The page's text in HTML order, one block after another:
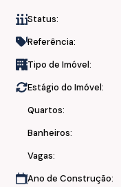
• Laje protendida
• Piso vinílico ou
• Parede dupla
• Nichos nos banheiros
• Sistema de
• Infra para Splits em
• Fechadura Eletrônica
• Porta principal
Status:
Referência:
Tipo de Imóvel:
Estágio do Imóvel:
Quartos:
Banheiros:
Vagas:
Ano de Construção: